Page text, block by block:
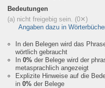
Bedeutungen
(a) nicht freigebig sein. (0✕)
Angaben dazu in
In den Belegen wird das
wörtlich gebraucht
In 0% der Belege wird der
metasprachlich angezeigt
Explizite Hinweise auf die
in 0% der Belege